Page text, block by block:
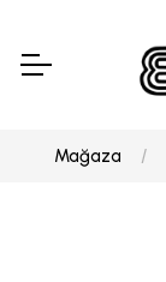
Mağaza